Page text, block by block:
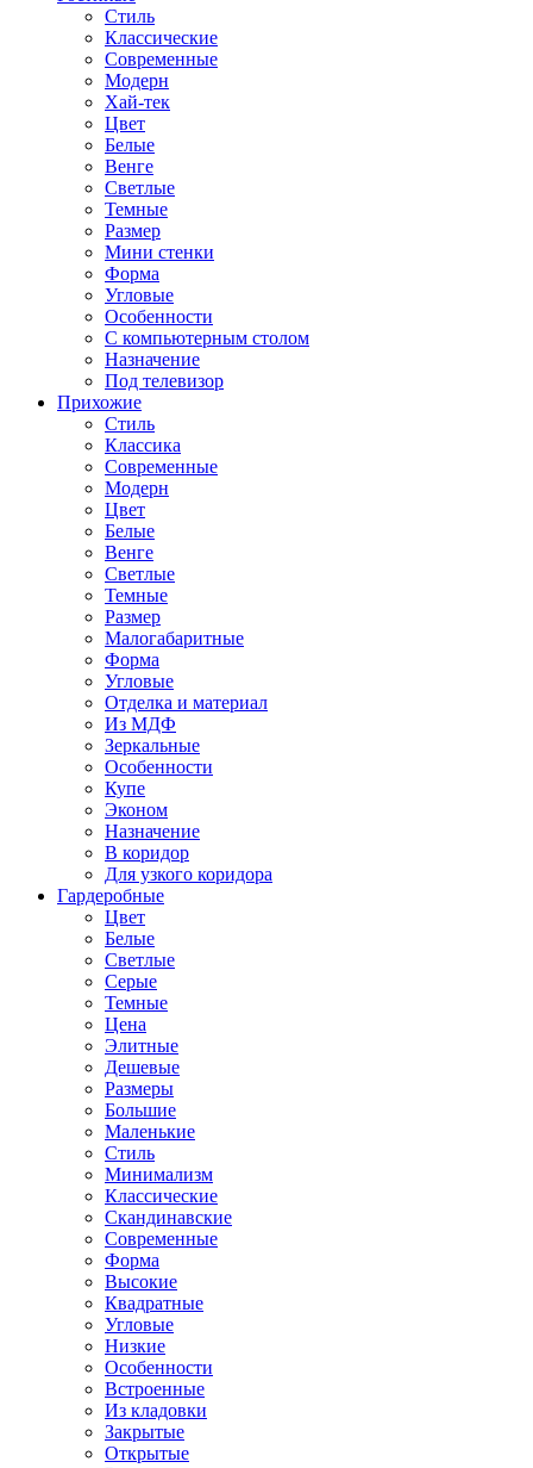
Стиль
Классические
Современные
Модерн
Хай-тек
Цвет
Белые
Венге
Светлые
Темные
Размер
Мини стенки
Форма
Угловые
Особенности
С компьютерным столом
Назначение
Под телевизор
Прихожие
Стиль
Классика
Современные
Модерн
Цвет
Белые
Венге
Светлые
Темные
Размер
Малогабаритные
Форма
Угловые
Отделка и материал
Из МДФ
Зеркальные
Особенности
Купе
Эконом
Назначение
В коридор
Для узкого коридора
Гардеробные
Цвет
Белые
Светлые
Серые
Темные
Цена
Элитные
Дешевые
Размеры
Большие
Маленькие
Стиль
Минимализм
Классические
Скандинавские
Современные
Форма
Высокие
Квадратные
Угловые
Низкие
Особенности
Встроенные
Из кладовки
Закрытые
Открытые